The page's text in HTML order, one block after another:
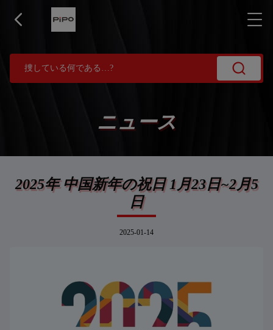
ニュース
2025年 中国新年の祝日 1月23日~2月5
日
2025-01-14